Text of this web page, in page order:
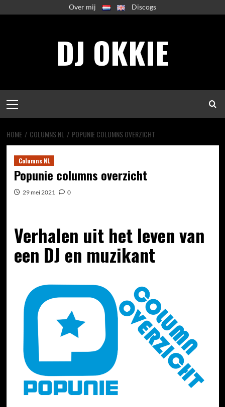
Over mij Discogs
DJ OKKIE
menu
HOME COLUMNS NL POPUNIE COLUMNS OVERZICHT
Columns NL
Popunie columns overzicht
29 mei 2021 0
Verhalen uit het leven van
een DJ en muzikant